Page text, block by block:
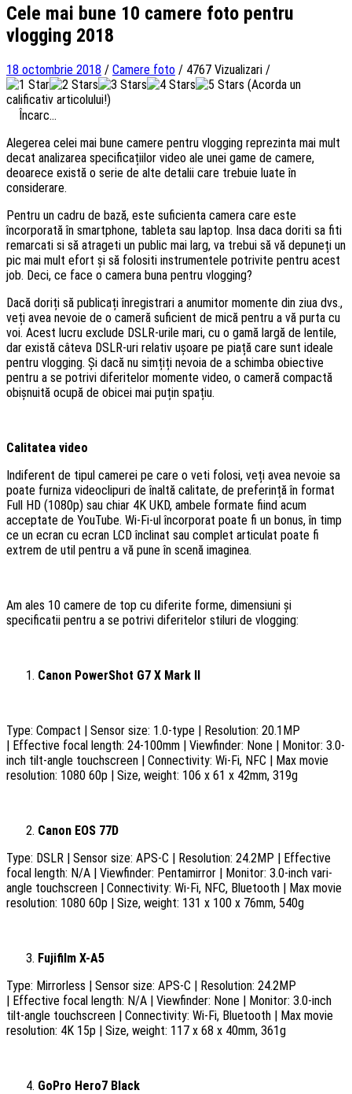
Cele mai bune 10 camere foto pentru
vlogging 2018
18 octombrie 2018 / Camere foto / 4767 Vizualizari /
(Acorda un
calificativ articolului!)
Încarc...
Alegerea celei mai bune camere pentru vlogging reprezinta mai mult
decat analizarea specificațiilor video ale unei game de camere,
deoarece există o serie de alte detalii care trebuie luate în
considerare.
Pentru un cadru de bază, este suficienta camera care este
încorporată în smartphone, tableta sau laptop. Insa daca doriti sa fiti
remarcati si să atrageti un public mai larg, va trebui să vă depuneți un
pic mai mult efort și să folositi instrumentele potrivite pentru acest
job. Deci, ce face o camera buna pentru vlogging?
Dacă doriți să publicați înregistrari a anumitor momente din ziua dvs.,
veți avea nevoie de o cameră suficient de mică pentru a vă purta cu
voi. Acest lucru exclude DSLR-urile mari, cu o gamă largă de lentile,
dar există câteva DSLR-uri relativ ușoare pe piață care sunt ideale
pentru vlogging. Și dacă nu simțiți nevoia de a schimba obiective
pentru a se potrivi diferitelor momente video, o cameră compactă
obișnuită ocupă de obicei mai puțin spațiu.
Calitatea video
Indiferent de tipul camerei pe care o veti folosi, veți avea nevoie sa
poate furniza videoclipuri de înaltă calitate, de preferință în format
Full HD (1080p) sau chiar 4K UKD, ambele formate fiind acum
acceptate de YouTube. Wi-Fi-ul încorporat poate fi un bonus, în timp
ce un ecran cu ecran LCD înclinat sau complet articulat poate fi
extrem de util pentru a vă pune în scenă imaginea.
Am ales 10 camere de top cu diferite forme, dimensiuni și
specificatii pentru a se potrivi diferitelor stiluri de vlogging:
Canon PowerShot G7 X Mark II
Type: Compact | Sensor size: 1.0-type | Resolution: 20.1MP
| Effective focal length: 24-100mm | Viewfinder: None | Monitor: 3.0-
inch tilt-angle touchscreen | Connectivity: Wi-Fi, NFC | Max movie
resolution: 1080 60p | Size, weight: 106 x 61 x 42mm, 319g
Canon EOS 77D
Type: DSLR | Sensor size: APS-C | Resolution: 24.2MP | Effective
focal length: N/A | Viewfinder: Pentamirror | Monitor: 3.0-inch vari-
angle touchscreen | Connectivity: Wi-Fi, NFC, Bluetooth | Max movie
resolution: 1080 60p | Size, weight: 131 x 100 x 76mm, 540g
Fujifilm X-A5
Type: Mirrorless | Sensor size: APS-C | Resolution: 24.2MP
| Effective focal length: N/A | Viewfinder: None | Monitor: 3.0-inch
tilt-angle touchscreen | Connectivity: Wi-Fi, Bluetooth | Max movie
resolution: 4K 15p | Size, weight: 117 x 68 x 40mm, 361g
GoPro Hero7 Black